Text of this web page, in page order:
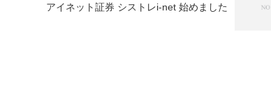
アイネット証券 シストレi-net 始めました